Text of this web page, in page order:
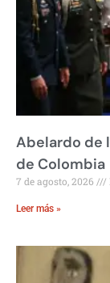
Abelardo de
de Colombia
7 de agosto, 2026
Leer más »